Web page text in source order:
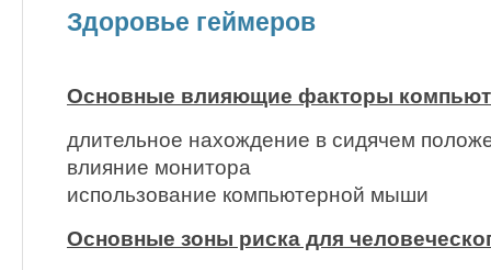
Здоровье геймеров
Основные влияющие факторы
длительное нахождение в сидячем
влияние монитора
использование компьютерной мыши
Основные зоны риска для